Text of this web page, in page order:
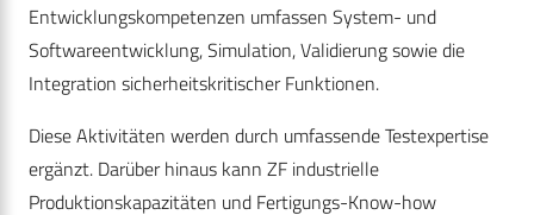
Entwicklungskompetenzen umfassen System- und
Softwareentwicklung, Simulation, Validierung sowie die
Integration sicherheitskritischer Funktionen.
Diese Aktivitäten werden durch umfassende Testexpertise
ergänzt. Darüber hinaus kann ZF industrielle
Produktionskapazitäten und Fertigungs-Know-how